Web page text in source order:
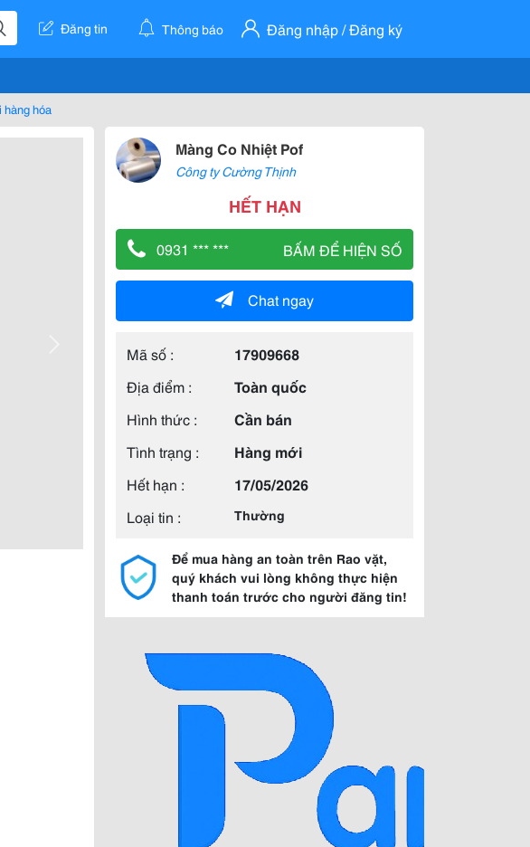
Đăng tin Thông báo Đăng nhập / Đăng ký
hàng hóa
Màng Co Nhiệt Pof
Công ty Cường Thịnh
HẾT HẠN
0931 *** *** BẤM ĐỂ HIỆN SỐ
Chat ngay
Mã số :
17909668
Địa điểm :
Toàn quốc
Hình thức :
Cần bán
Tình trạng :
Hàng mới
Hết hạn :
17/05/2026
Loại tin :
Thường
Để mua hàng an toàn trên Rao vặt,
quý khách vui lòng không thực hiện
thanh toán trước cho người đăng tin!